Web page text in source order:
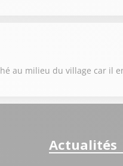
au milieu du village car il
Actualités